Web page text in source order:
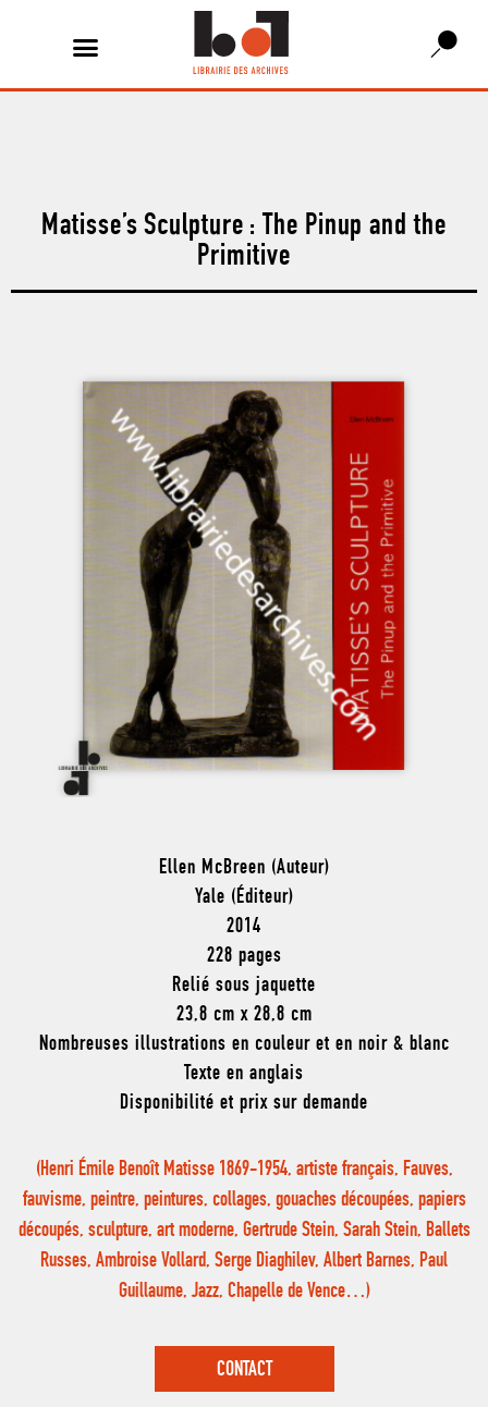
Matisse’s Sculpture : The Pinup and the
Primitive
Ellen McBreen (Auteur)
Yale (Éditeur)
2014
228 pages
Relié sous jaquette
23,8 cm x 28,8 cm
Nombreuses illustrations en couleur et en noir & blanc
Texte en anglais
Disponibilité et prix sur demande
(Henri Émile Benoît Matisse 1869-1954, artiste français, Fauves,
fauvisme, peintre, peintures, collages, gouaches découpées, papiers
découpés, sculpture, art moderne, Gertrude Stein, Sarah Stein, Ballets
Russes, Ambroise Vollard, Serge Diaghilev, Albert Barnes, Paul
Guillaume, Jazz, Chapelle de Vence…)
CONTACT